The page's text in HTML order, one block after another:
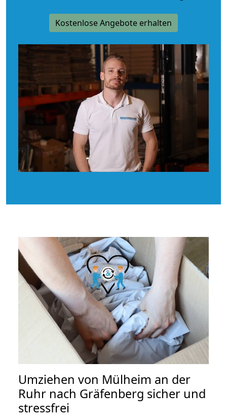
Kostenlose Angebote erhalten
Umziehen von Mülheim an der
Ruhr nach Gräfenberg sicher und
stressfrei